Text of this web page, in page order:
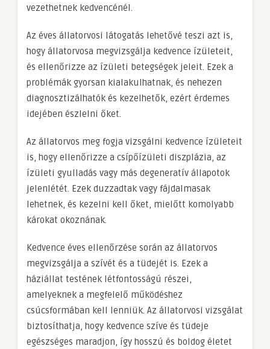
vezethetnek kedvencénél.
Az éves állatorvosi látogatás lehetővé teszi azt is,
hogy állatorvosa megvizsgálja kedvence ízületeit,
és ellenőrizze az ízületi betegségek jeleit. Ezek a
problémák gyorsan kialakulhatnak, és nehezen
diagnosztizálhatók és kezelhetők, ezért érdemes
idejében észlelni őket.
Az állatorvos meg fogja vizsgálni kedvence ízületeit
is, hogy ellenőrizze a csípőízületi diszplázia, az
ízületi gyulladás vagy más degeneratív állapotok
jelenlétét. Ezek duzzadtak vagy fájdalmasak
lehetnek, és kezelni kell őket, mielőtt komolyabb
károkat okoznának.
Kedvence éves ellenőrzése során az állatorvos
megvizsgálja a szívét és a tüdejét is. Ezek a
háziállat testének létfontosságú részei,
amelyeknek a megfelelő működéshez
csúcsformában kell lenniük. Az állatorvosi vizsgálat
biztosíthatja, hogy kedvence szíve és tüdeje
egészséges maradjon, így hosszú és boldog életet